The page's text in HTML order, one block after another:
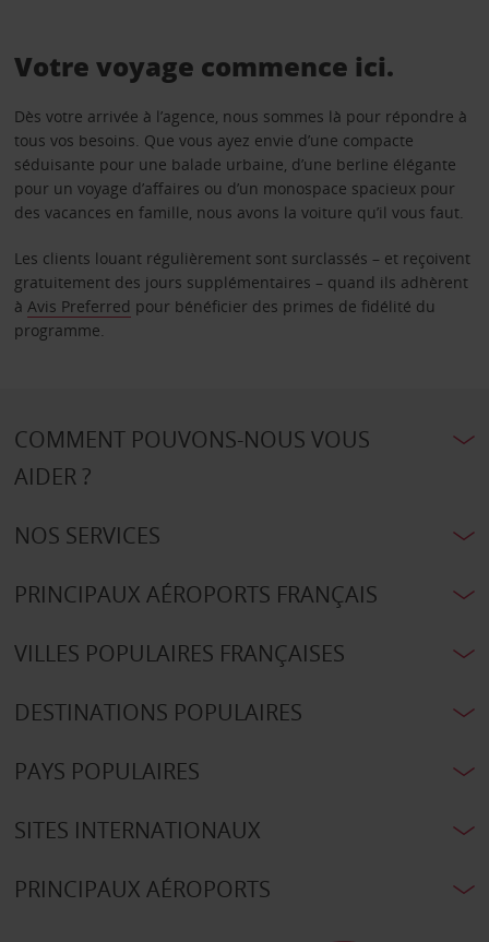
Votre voyage commence ici.
Dès votre arrivée à l’agence, nous sommes là pour répondre à
tous vos besoins. Que vous ayez envie d’une compacte
séduisante pour une balade urbaine, d’une berline élégante
pour un voyage d’affaires ou d’un monospace spacieux pour
des vacances en famille, nous avons la voiture qu’il vous faut.
Les clients louant régulièrement sont surclassés – et reçoivent
gratuitement des jours supplémentaires – quand ils adhèrent
à Avis Preferred pour bénéficier des primes de fidélité du
programme.
COMMENT POUVONS-NOUS VOUS
AIDER ?
NOS SERVICES
PRINCIPAUX AÉROPORTS FRANÇAIS
VILLES POPULAIRES FRANÇAISES
DESTINATIONS POPULAIRES
PAYS POPULAIRES
SITES INTERNATIONAUX
PRINCIPAUX AÉROPORTS